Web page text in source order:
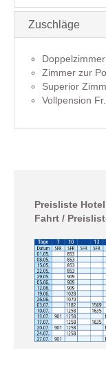
Zuschläge
Zimmer zur
Superior
Vollpension
Preisliste
Fahrt /